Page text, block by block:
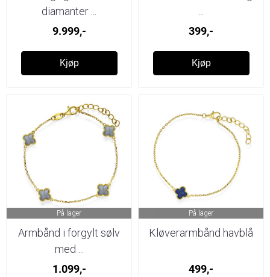
diamanter ...
9.999,-
Kjøp
399,-
Kjøp
På lager
Armbånd i forgylt sølv
med ...
1.099,-
På lager
Kløverarmbånd havblå
499,-